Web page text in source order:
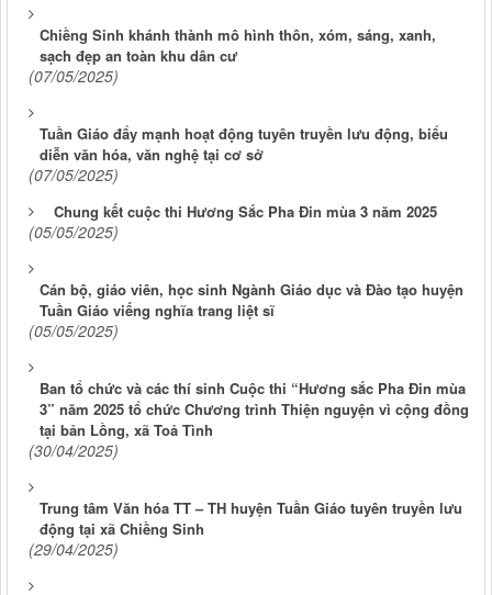
Chiềng Sinh khánh thành mô hình thôn, xóm, sáng, xanh,
sạch đẹp an toàn khu dân cư
(07/05/2025)
Tuần Giáo đẩy mạnh hoạt động tuyên truyền lưu động, biểu
diễn văn hóa, văn nghệ tại cơ sở
(07/05/2025)
Chung kết cuộc thi Hương Sắc Pha Đin mùa 3 năm 2025
(05/05/2025)
Cán bộ, giáo viên, học sinh Ngành Giáo dục và Đào tạo huyện
Tuần Giáo viếng nghĩa trang liệt sĩ
(05/05/2025)
Ban tổ chức và các thí sinh Cuộc thi “Hương sắc Pha Đin mùa
3” năm 2025 tổ chức Chương trình Thiện nguyện vì cộng đồng
tại bản Lồng, xã Toả Tình
(30/04/2025)
Trung tâm Văn hóa TT – TH huyện Tuần Giáo tuyên truyền lưu
động tại xã Chiềng Sinh
(29/04/2025)